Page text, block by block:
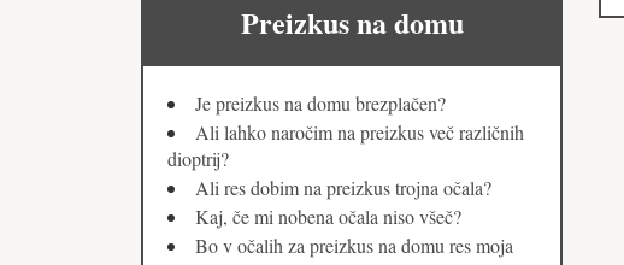
Preizkus na domu
Je preizkus na domu brezplačen?
Ali lahko naročim na preizkus več različnih
dioptrij?
Ali res dobim na preizkus trojna očala?
Kaj, če mi nobena očala niso všeč?
Bo v očalih za preizkus na domu res moja